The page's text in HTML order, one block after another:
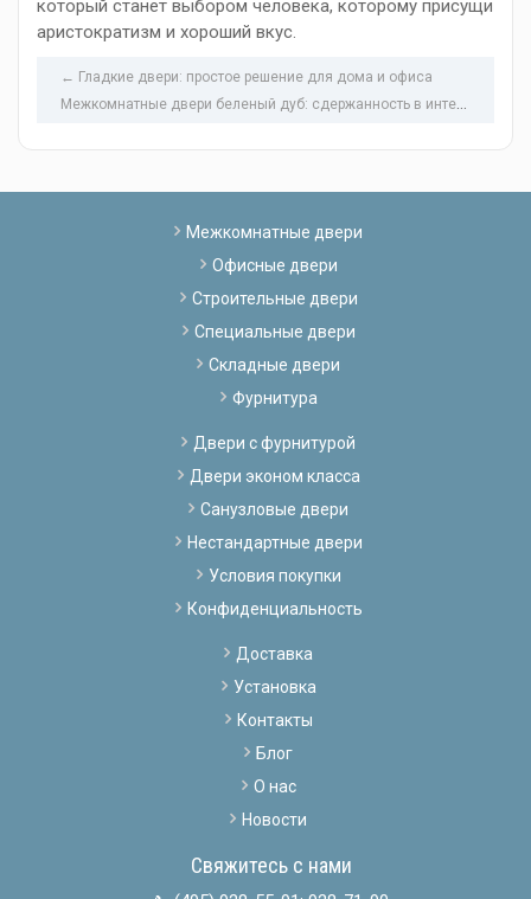
который станет выбором человека, которому присущи
аристократизм и хороший вкус.
← Гладкие двери: простое решение для дома и офиса
М
ежкомнатные двери беленый дуб: сдержанность в интерьере →
Межкомнатные двери
Офисные двери
Строительные двери
Специальные двери
Складные двери
Фурнитура
Двери с фурнитурой
Двери эконом класса
Санузловые двери
Нестандартные двери
Условия покупки
Конфиденциальность
Доставка
Установка
Контакты
Блог
О нас
Новости
Свяжитесь с нами